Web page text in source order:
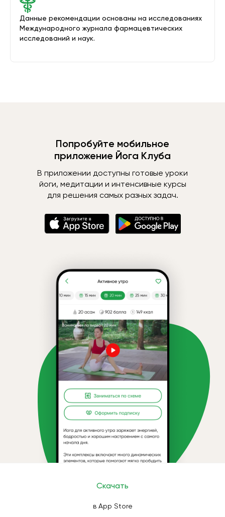
Данные рекомендации основаны на исследованиях
Международного журнала фармацевтических
исследований и наук.
Попробуйте мобильное
приложение Йога Клуба
В приложении доступны готовые уроки
йоги, медитации и интенсивные курсы
для решения самых разных задач.
Скачать
в App Store